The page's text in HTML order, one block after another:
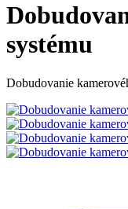
systému
Dobudovanie